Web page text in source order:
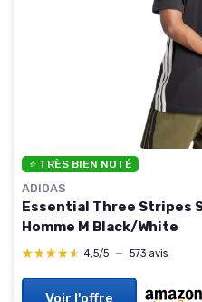
⭐ TRÈS BIEN NOTÉ
ADIDAS
Essential Three Stripes
Homme M Black/White
★★★★★
★★★★★ 4,5/5 — 573 avis
Voir l'offre